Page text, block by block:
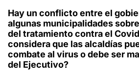
Hay un conflicto entre el
algunas municipalidades
del tratamiento contra el
considera que las alcaldías
combate al virus o debe ser
del Ejecutivo?